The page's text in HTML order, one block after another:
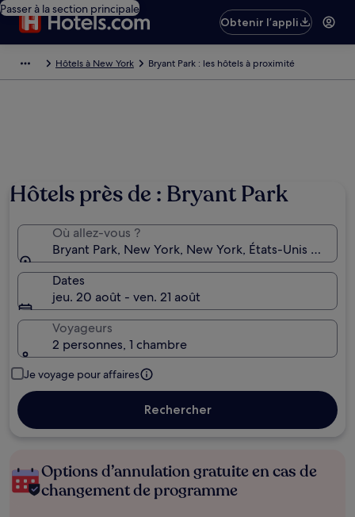
Passer à la section principale
Obtenir l’appli
Hôtels à New York Bryant Park : les hôtels à proximité
Hôtels près de : Bryant Park
Où allez-vous ?
Bryant Park, New York, New York, États-Unis
Dates
jeu. 20 août - ven. 21 août
Voyageurs
2 personnes, 1 chambre
Je voyage pour affaires
Rechercher
Options d’annulation gratuite en cas de
changement de programme